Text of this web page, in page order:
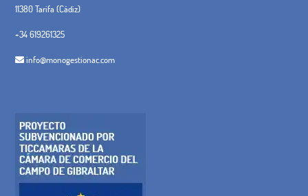
11380 Tarifa (Cádiz)
+34 619261325
info@monogestionac.com